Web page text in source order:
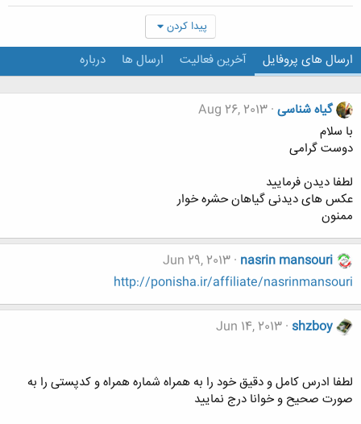
پیدا کردن
ارسال های پروفایل آخرین فعالیت ارسال ها درباره
گیاه شناسی Aug 26, 2013
با سلام
دوست گرامی
لطفا دیدن فرمایید
عکس های دیدنی گیاهان حشره خوار
ممنون
nasrin mansouri
Jun 29, 2013
http://ponisha.ir/affiliate/nasrinmansouri
shzboy
Jun 14, 2013
لطفا ادرس کامل و دقیق خود را به همراه شماره همراه و کدپستی را به
صورت صحیح و خوانا درج نمایید